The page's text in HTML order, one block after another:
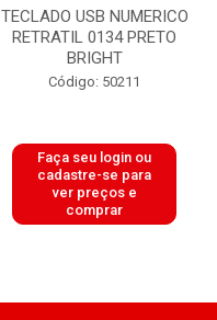
TECLADO USB NUMERICO
RETRATIL 0134 PRETO
BRIGHT
Código: 50211
Faça seu login ou
cadastre-se para
ver preços e
comprar